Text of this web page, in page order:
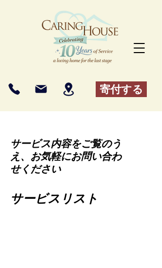
寄付する
サービス内容をご覧のう
え、お気軽にお問い合わ
せください
サービスリスト